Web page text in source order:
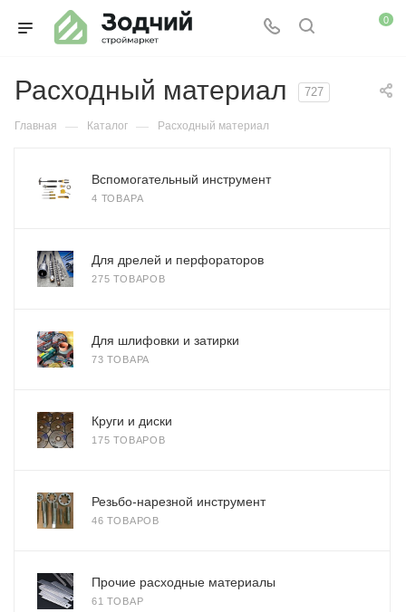
0
Расходный материал 727
Главная — Каталог — Расходный материал
Вспомогательный инструмент
4 ТОВАРА
Для дрелей и перфораторов
275 ТОВАРОВ
Для шлифовки и затирки
73 ТОВАРА
Круги и диски
175 ТОВАРОВ
Резьбо-нарезной инструмент
46 ТОВАРОВ
Прочие расходные материалы
61 ТОВАР